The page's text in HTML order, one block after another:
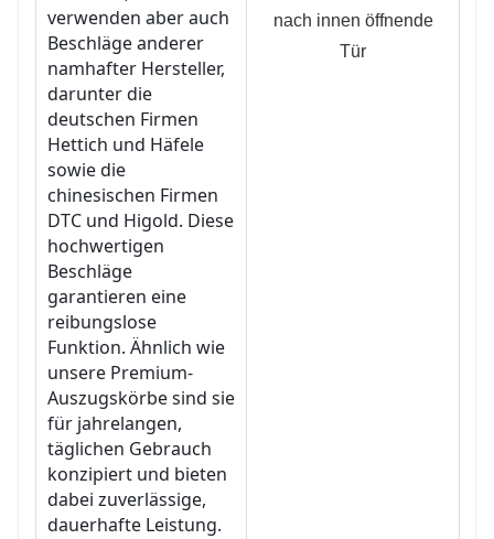
verwenden aber auch
Beschläge anderer
namhafter Hersteller,
darunter die
deutschen Firmen
Hettich und Häfele
sowie die
chinesischen Firmen
DTC und Higold. Diese
hochwertigen
Beschläge
garantieren eine
reibungslose
Funktion. Ähnlich wie
unsere Premium-
Auszugskörbe sind sie
für jahrelangen,
täglichen Gebrauch
konzipiert und bieten
dabei zuverlässige,
dauerhafte Leistung.